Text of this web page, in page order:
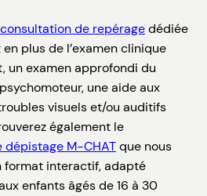
de repéragedédiée
plus de l’examen clinique
un examen approfondi du
une aide aux
visuels et/ou auditifs
également le
dépistage M-CHATque nous
format interactif, adapté
enfants âgés de 16 à 30